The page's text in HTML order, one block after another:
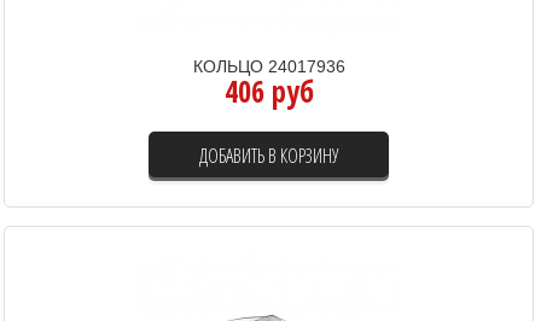
КОЛЬЦО 24017936
406 руб
ДОБАВИТЬ В КОРЗИНУ